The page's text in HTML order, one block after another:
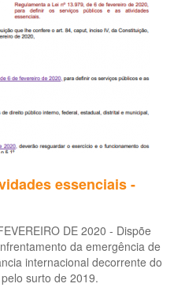
essenciais -
DE 2020 - Dispõe
da emergência de
internacional decorrente do
surto de 2019.